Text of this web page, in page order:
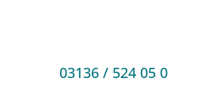
03136 / 524 05 0